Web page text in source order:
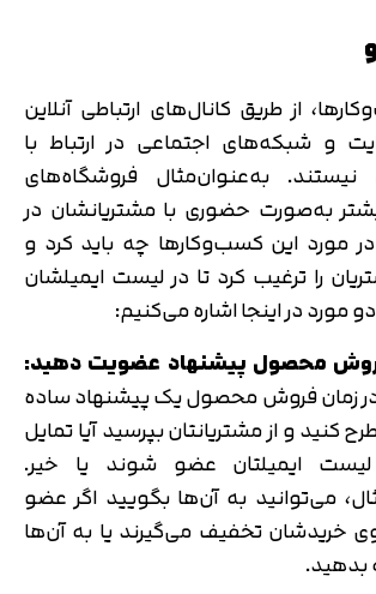
از طریق کانال‌های ارتباطی آنلاین
و شبکه‌های اجتماعی در ارتباط با
نیستند. به‌عنوان‌مثال فروشگاه‌های
به‌صورت حضوری با مشتریانشان در
مورد این کسب‌وکارها چه باید کرد و
را ترغیب کرد تا در لیست ایمیلشان
در اینجا اشاره می‌کنیم:
محصول پیشنهاد عضویت دهید:
زمان فروش محصول یک پیشنهاد ساده
کنید و از مشتریانتان بپرسید آیا تمایل
لیست ایمیلتان عضو شوند یا خیر.
می‌توانید به آن‌ها بگویید اگر عضو
خریدشان تخفیف می‌گیرند یا به آن‌ها
بدهید.
تایید کد
کد ارسال شده را وارد کنید